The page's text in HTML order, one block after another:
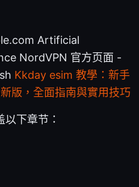
Artificial
NordVPN 官方页面 -
Kkday esim 教學：新手
版，全面指南與實用技巧
下章节：